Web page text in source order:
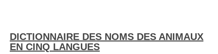
DICTIONNAIRE DES NOMS DES ANIMAUX
EN CINQ LANGUES